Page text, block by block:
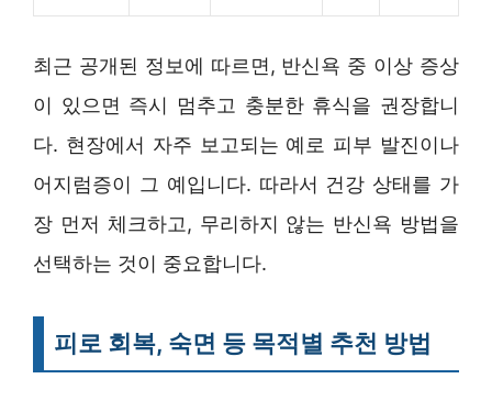
최근 공개된 정보에 따르면, 반신욕 중 이상 증상
이 있으면 즉시 멈추고 충분한 휴식을 권장합니
다. 현장에서 자주 보고되는 예로 피부 발진이나
어지럼증이 그 예입니다. 따라서 건강 상태를 가
장 먼저 체크하고, 무리하지 않는 반신욕 방법을
선택하는 것이 중요합니다.
피로 회복, 숙면 등 목적별 추천 방법